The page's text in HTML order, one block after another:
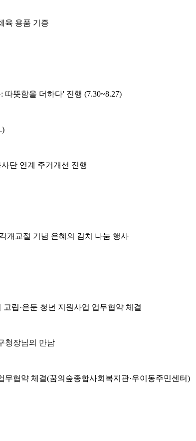
육 용품 기증
뜻함을 더하다' 진행 (7.30~8.27)
단 연계 주거개선 진행
개교절 기념 은혜의 김치 나눔 행사
립·은둔 청년 지원사업 업무협약 체결
청장님의 만남
협약 체결(꿈의숲종합사회복지관·우이동주민센터)